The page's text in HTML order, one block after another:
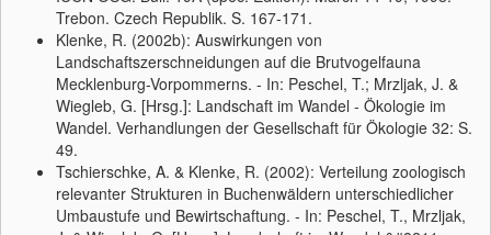
Trebon. Czech Republik. S. 167-171.
Klenke, R. (2002b): Auswirkungen von
Landschaftszerschneidungen auf die Brutvogelfauna
Mecklenburg-Vorpommerns. - In: Peschel, T.; Mrzljak, J. &
Wiegleb, G. [Hrsg.]: Landschaft im Wandel - Ökologie im
Wandel. Verhandlungen der Gesellschaft für Ökologie 32: S.
49.
Tschierschke, A. & Klenke, R. (2002): Verteilung zoologisch
relevanter Strukturen in Buchenwäldern unterschiedlicher
Umbaustufe und Bewirtschaftung. - In: Peschel, T., Mrzljak,